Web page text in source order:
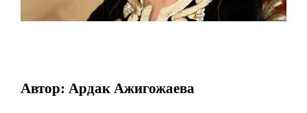
Автор: Ардак Ажигожаева